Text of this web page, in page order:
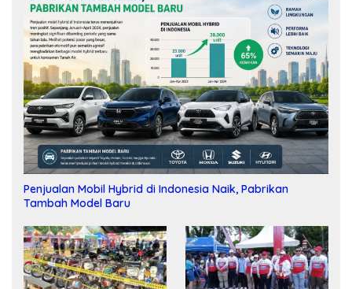
Penjualan Mobil Hybrid di Indonesia Naik, Pabrikan
Tambah Model Baru